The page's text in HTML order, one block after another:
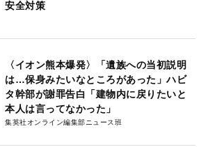
安全対策
〈イオン熊本爆発〉「遺族への当初説明
は…保身みたいなところがあった」ハビ
タ幹部が謝罪告白「建物内に戻りたいと
本人は言ってなかった」
集英社オンライン編集部ニュース班